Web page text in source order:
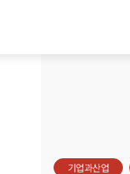
기업과산업